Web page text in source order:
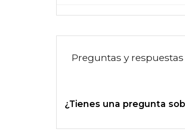
Preguntas y
¿Tienes una pregunta